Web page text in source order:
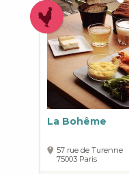
La Bohême
57 rue de Turenne
75003 Paris